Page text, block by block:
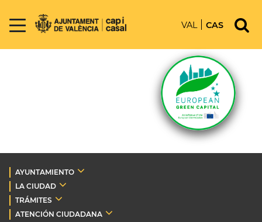
VAL CAS
AYUNTAMIENTO
LA CIUDAD
TRÁMITES
ATENCIÓN CIUDADANA